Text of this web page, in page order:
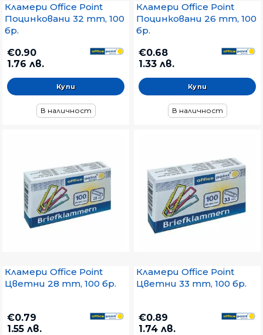
Кламери Office Point
Поцинковани 32 mm, 100
бр.
€0.90
1.76 лв.
В наличност
Кламери Office Point
Поцинковани 26 mm, 100
бр.
€0.68
1.33 лв.
В наличност
Кламери Office Point
Цветни 28 mm, 100 бр.
€0.79
1.55 лв.
Кламери Office Point
Цветни 33 mm, 100 бр.
€0.89
1.74 лв.